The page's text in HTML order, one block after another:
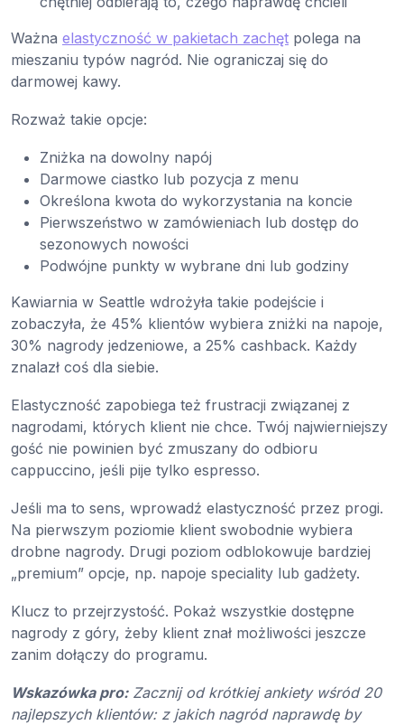
Ważna elastyczność w pakietach zachęt polega na
mieszaniu typów nagród. Nie ograniczaj się do
darmowej kawy.
Rozważ takie opcje:
Zniżka na dowolny napój
Darmowe ciastko lub pozycja z menu
Określona kwota do wykorzystania na koncie
Pierwszeństwo w zamówieniach lub dostęp do
sezonowych nowości
Podwójne punkty w wybrane dni lub godziny
Kawiarnia w Seattle wdrożyła takie podejście i
zobaczyła, że 45% klientów wybiera zniżki na napoje,
30% nagrody jedzeniowe, a 25% cashback. Każdy
znalazł coś dla siebie.
Elastyczność zapobiega też frustracji związanej z
nagrodami, których klient nie chce. Twój najwierniejszy
gość nie powinien być zmuszany do odbioru
cappuccino, jeśli pije tylko espresso.
Jeśli ma to sens, wprowadź elastyczność przez progi.
Na pierwszym poziomie klient swobodnie wybiera
drobne nagrody. Drugi poziom odblokowuje bardziej
„premium” opcje, np. napoje speciality lub gadżety.
Klucz to przejrzystość. Pokaż wszystkie dostępne
nagrody z góry, żeby klient znał możliwości jeszcze
zanim dołączy do programu.
Wskazówka pro: Zacznij od krótkiej ankiety wśród 20
najlepszych klientów: z jakich nagród naprawdę by